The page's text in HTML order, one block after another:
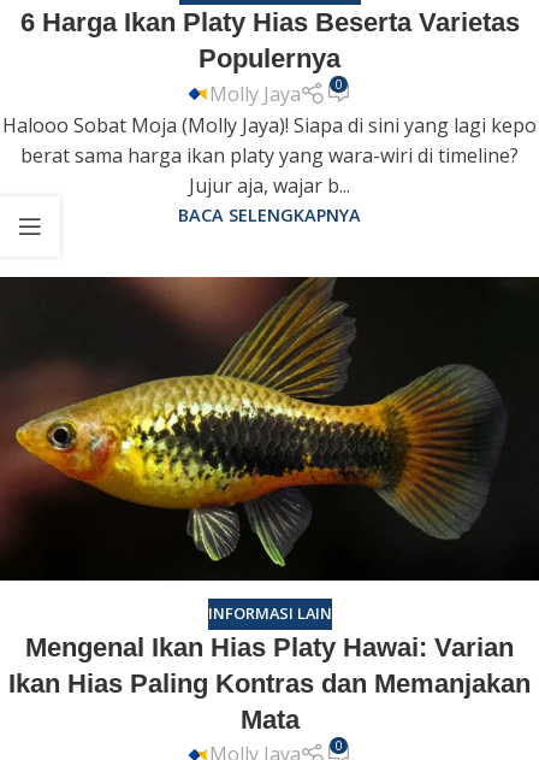
6 Harga Ikan Platy Hias Beserta Varietas
Populernya
Molly Jaya 0
Halooo Sobat Moja (Molly Jaya)! Siapa di sini yang lagi kepo
berat sama harga ikan platy yang wara-wiri di timeline?
Jujur aja, wajar b...
BACA SELENGKAPNYA
INFORMASI LAIN
Mengenal Ikan Hias Platy Hawai: Varian
Ikan Hias Paling Kontras dan Memanjakan
Mata
Molly Jaya 0